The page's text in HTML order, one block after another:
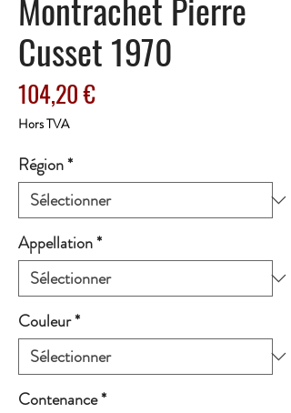
Cusset 1970
104,20 €Prix
Hors TVA
Région*
Appellation*
Couleur*
Contenance*